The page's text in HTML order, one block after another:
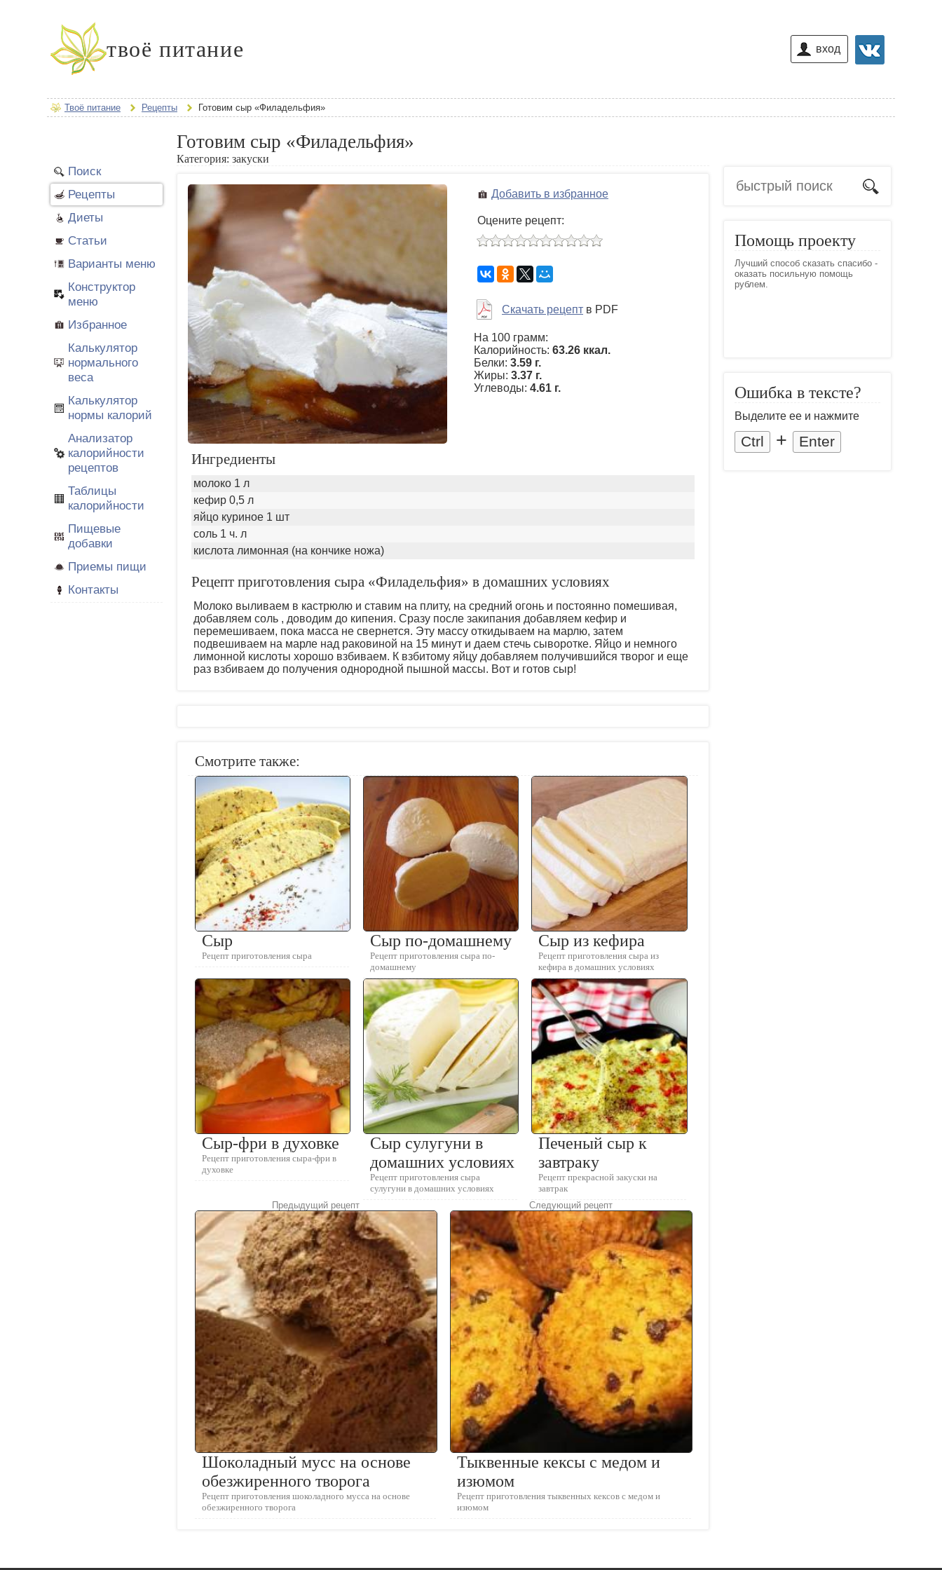
твоё питание вход
Твоё питание Рецепты Готовим сыр «Филадельфия»
Поиск
Рецепты
Диеты
Статьи
Варианты меню
Конструктор
меню
Избранное
Калькулятор
нормального
веса
Калькулятор
нормы калорий
Анализатор
калорийности
рецептов
Таблицы
калорийности
Пищевые
добавки
Приемы пищи
Контакты
Готовим сыр «Филадельфия»
Категория: закуски
Добавить в избранное
Оцените рецепт:
Скачать рецепт в PDF
На 100 грамм:
Калорийность: 63.26 ккал.
Белки: 3.59 г.
Жиры: 3.37 г.
Углеводы: 4.61 г.
Ингредиенты
молоко 1 л
кефир 0,5 л
яйцо куриное 1 шт
соль 1 ч. л
кислота лимонная (на кончике ножа)
Рецепт приготовления сыра «Филадельфия» в домашних условиях
Молоко выливаем в кастрюлю и ставим на плиту, на средний огонь и постоянно помешивая,
добавляем соль , доводим до кипения. Сразу после закипания добавляем кефир и
перемешиваем, пока масса не свернется. Эту массу откидываем на марлю, затем
подвешиваем на марле над раковиной на 15 минут и даем стечь сыворотке. Яйцо и немного
лимонной кислоты хорошо взбиваем. К взбитому яйцу добавляем получившийся творог и еще
раз взбиваем до получения однородной пышной массы. Вот и готов сыр!
Смотрите также:
Сыр
Рецепт приготовления сыра
Сыр по-домашнему
Рецепт приготовления сыра по-
домашнему
Сыр из кефира
Рецепт приготовления сыра из
кефира в домашних условиях
Сыр-фри в духовке
Рецепт приготовления сыра-фри в
духовке
Сыр сулугуни в
домашних условиях
Рецепт приготовления сыра
сулугуни в домашних условиях
Печеный сыр к
завтраку
Рецепт прекрасной закуски на
завтрак
Предыдущий рецепт
Шоколадный мусс на основе
обезжиренного творога
Рецепт приготовления шоколадного мусса на основе
обезжиренного творога
Следующий рецепт
Тыквенные кексы с медом и
изюмом
Рецепт приготовления тыквенных кексов с медом и
изюмом
Помощь проекту
Лучший способ сказать спасибо -
оказать посильную помощь
рублем.
Ошибка в тексте?
Выделите ее и нажмите
Ctrl + Enter